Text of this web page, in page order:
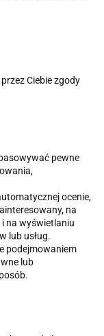
Ciebie zgody
pewne
ocenie,
na
na wyświetlaniu
lub usług.
podejmowaniem
lub